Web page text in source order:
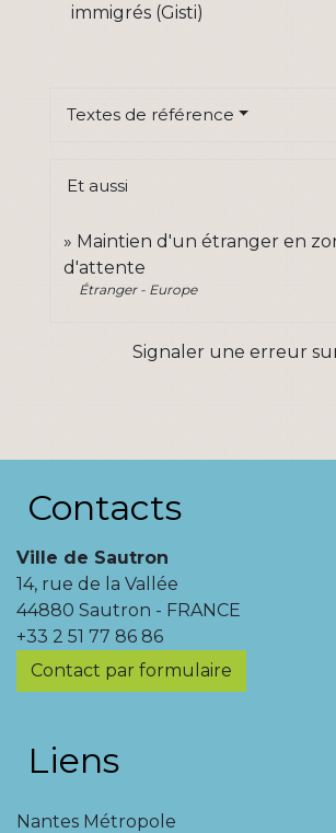
immigrés (Gisti)
Textes de référence
Et aussi
Maintien d'un étranger en
d'attente
Étranger - Europe
Signaler une erreur
Contacts
Ville de Sautron
14, rue de la Vallée
44880 Sautron - FRANCE
+33 2 51 77 86 86
Contact par formulaire
Liens
Nantes Métropole